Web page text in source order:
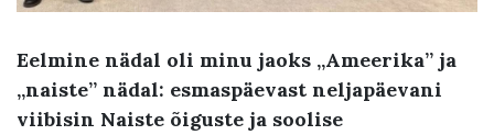
Eelmine nädal oli minu jaoks „Ameerika” ja
„naiste” nädal: esmaspäevast neljapäevani
viibisin Naiste õiguste ja soolise